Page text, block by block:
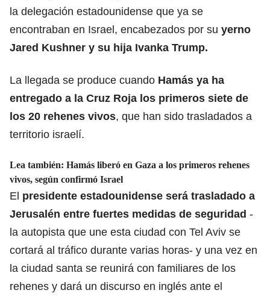
la delegación estadounidense que ya se
encontraban en Israel, encabezados por su yerno
Jared Kushner y su hija Ivanka Trump.
La llegada se produce cuando Hamás ya ha
entregado a la Cruz Roja los primeros siete de
los 20 rehenes vivos, que han sido trasladados a
territorio israelí.
Lea también: Hamás liberó en Gaza a los primeros rehenes
vivos, según confirmó Israel
El presidente estadounidense será trasladado a
Jerusalén entre fuertes medidas de seguridad -
la autopista que une esta ciudad con Tel Aviv se
cortará al tráfico durante varias horas- y una vez en
la ciudad santa se reunirá con familiares de los
rehenes y dará un discurso en inglés ante el